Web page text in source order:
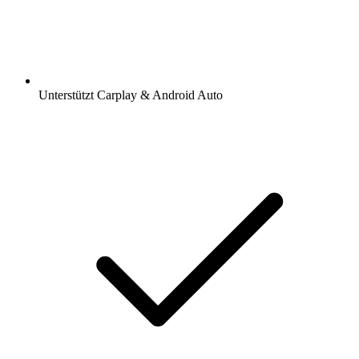
Unterstützt Carplay & Android Auto